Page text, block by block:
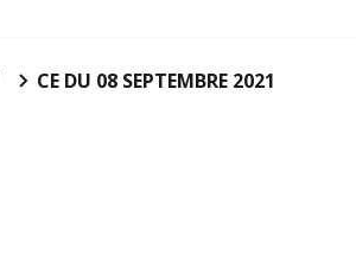
CE DU 08 SEPTEMBRE 2021